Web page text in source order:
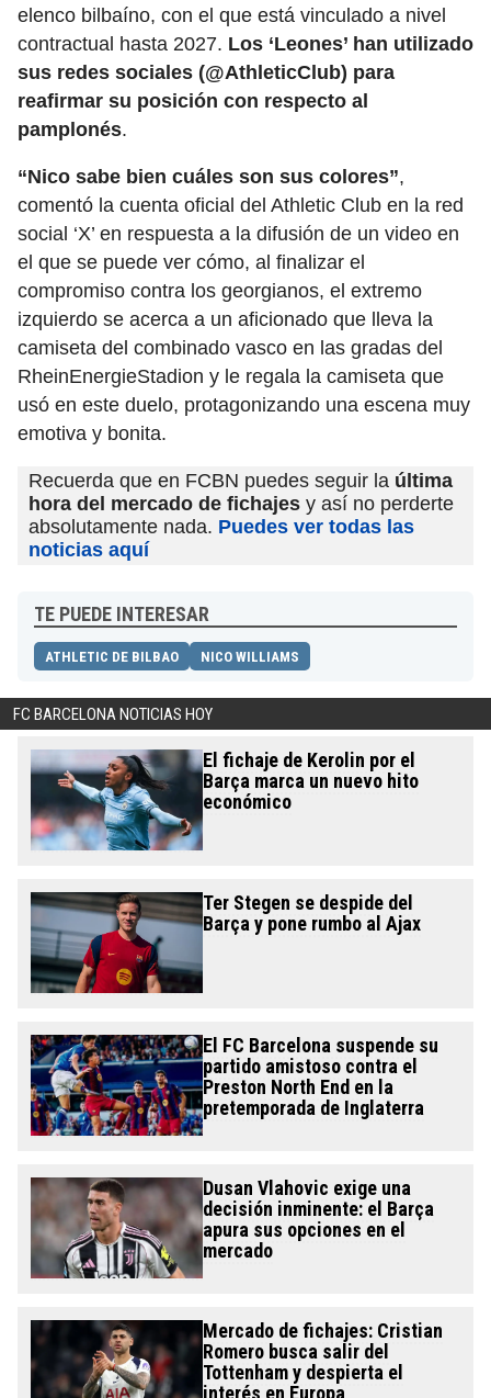
elenco bilbaíno, con el que está vinculado a nivel
contractual hasta 2027. Los ‘Leones’ han utilizado
sus redes sociales (@AthleticClub) para
reafirmar su posición con respecto al
pamplonés.
“Nico sabe bien cuáles son sus colores”,
comentó la cuenta oficial del Athletic Club en la red
social ‘X’ en respuesta a la difusión de un video en
el que se puede ver cómo, al finalizar el
compromiso contra los georgianos, el extremo
izquierdo se acerca a un aficionado que lleva la
camiseta del combinado vasco en las gradas del
RheinEnergieStadion y le regala la camiseta que
usó en este duelo, protagonizando una escena muy
emotiva y bonita.
Recuerda que en FCBN puedes seguir la última
hora del mercado de fichajes y así no perderte
absolutamente nada. Puedes ver todas las
noticias aquí
TE PUEDE INTERESAR
ATHLETIC DE BILBAO NICO WILLIAMS
FC BARCELONA NOTICIAS HOY
El fichaje de Kerolin por el
Barça marca un nuevo hito
económico
Ter Stegen se despide del
Barça y pone rumbo al Ajax
El FC Barcelona suspende su
partido amistoso contra el
Preston North End en la
pretemporada de Inglaterra
Dusan Vlahovic exige una
decisión inminente: el Barça
apura sus opciones en el
mercado
Mercado de fichajes: Cristian
Romero busca salir del
Tottenham y despierta el